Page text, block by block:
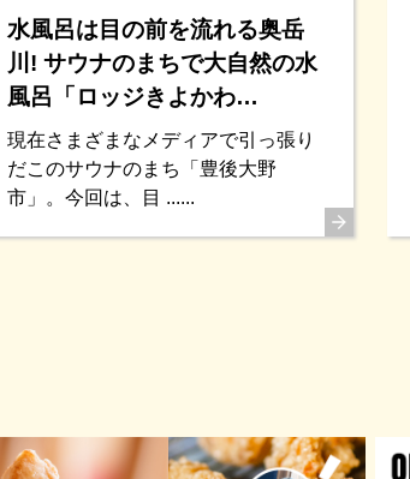
水風呂は目の前を流れる奥岳
川! サウナのまちで大自然の水
風呂「ロッジきよかわ…
現在さまざまなメディアで引っ張り
だこのサウナのまち「豊後大野
市」。今回は、目 ......